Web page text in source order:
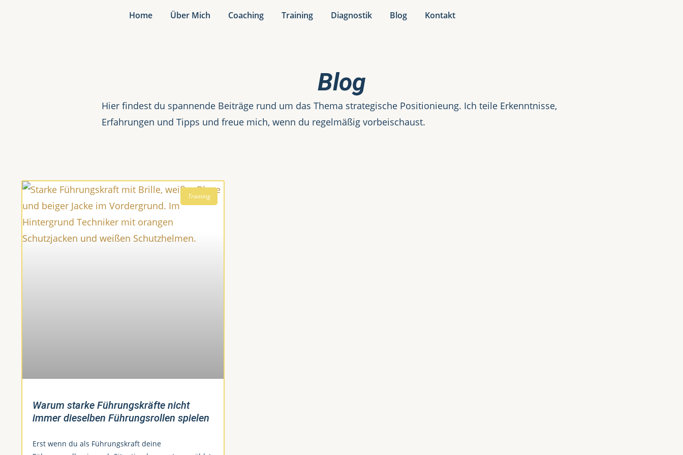
Home Über Mich Coaching Training Diagnostik Blog Kontakt
Blog
Hier findest du spannende Beiträge rund um das Thema strategische Positionieung. Ich teile Erkenntnisse,
Erfahrungen und Tipps und freue mich, wenn du regelmäßig vorbeischaust.
Training
Warum starke Führungskräfte nicht
immer dieselben Führungsrollen spielen
Erst wenn du als Führungskraft deine